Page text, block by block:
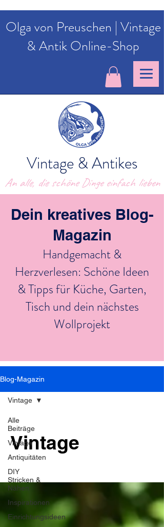
Olga von Preuschen | Vintage
& Antik Online-Shop
Vintage & Antikes
An alle, die schöne Dinge einfach lieben
Dein kreatives Blog-
Magazin
Handgemacht &
Herzverlesen: Schöne Ideen
& Tipps für Küche, Garten,
Tisch und dein nächstes
Wollprojekt
Blog-Magazin
Alle
Beiträge
Vintage
Antiquitäten
DIY
Stricken &
Nähen
Inspirationen
Einrichtungsideen
Vintage
Vintage